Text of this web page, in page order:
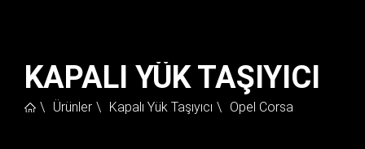
KAPALI YÜK TAŞIYICI
Ürünler Kapalı Yük Taşıyıcı Opel Corsa